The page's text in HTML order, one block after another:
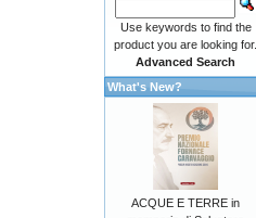
Use keywords to find the
product you are looking for.
Advanced Search
What's New?
ACQUE E TERRE in